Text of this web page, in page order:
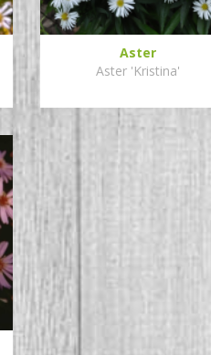
Aster
Aster 'Kristina'